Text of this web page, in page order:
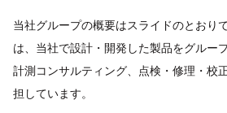
当社グループの概要はスライドのとおり
は、当社で設計・開発した製品をグルー
計測コンサルティング、点検・修理・校
担しています。